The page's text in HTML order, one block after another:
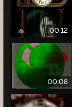
00:12
00:08